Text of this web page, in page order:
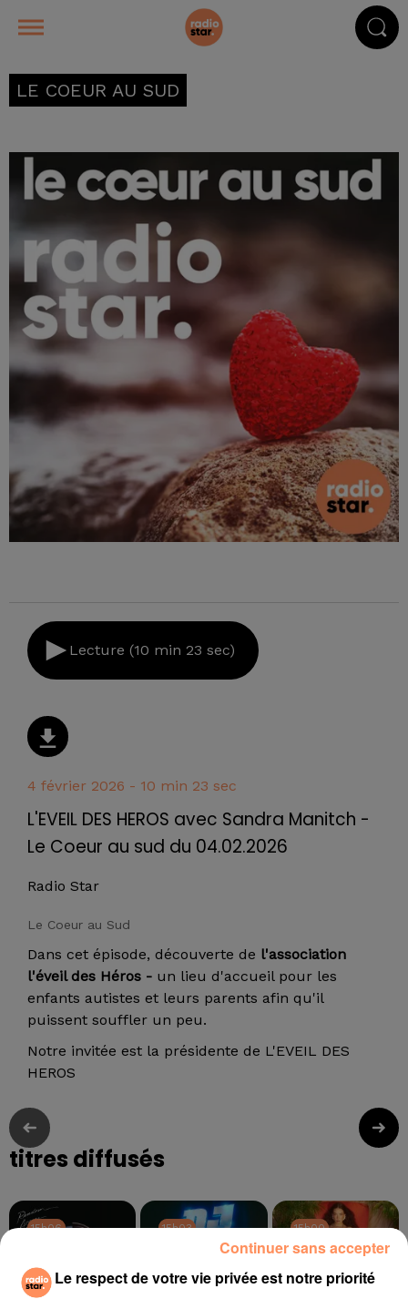
LE COEUR AU SUD
Lecture (10 min 23 sec)
4 février 2026 - 10 min 23 sec
L'EVEIL DES HEROS avec Sandra Manitch -
Le Coeur au sud du 04.02.2026
Radio Star
Le Coeur au Sud
Dans cet épisode, découverte de l'association
l'éveil des Héros - un lieu d'accueil pour les
enfants autistes et leurs parents afin qu'il
puissent souffler un peu.
Notre invitée est la présidente de L'EVEIL DES
HEROS
titres diffusés
15h06
15h06 15h03
15h03 15h00
15h00
Le respect de votre vie privée est notre priorité
Continuer sans accepter